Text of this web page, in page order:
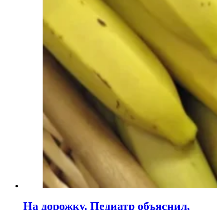
На дорожку. Педиатр объяснил,